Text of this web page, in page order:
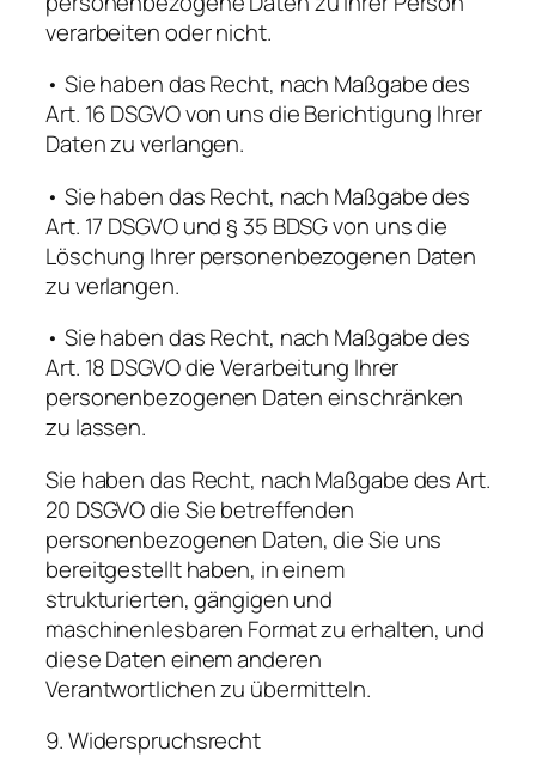
verarbeiten oder nicht.
• Sie haben das Recht, nach Maßgabe des
Art. 16 DSGVO von uns die Berichtigung Ihrer
Daten zu verlangen.
• Sie haben das Recht, nach Maßgabe des
Art. 17 DSGVO und § 35 BDSG von uns die
Löschung Ihrer personenbezogenen Daten
zu verlangen.
• Sie haben das Recht, nach Maßgabe des
Art. 18 DSGVO die Verarbeitung Ihrer
personenbezogenen Daten einschränken
zu lassen.
Sie haben das Recht, nach Maßgabe des Art.
20 DSGVO die Sie betreffenden
personenbezogenen Daten, die Sie uns
bereitgestellt haben, in einem
strukturierten, gängigen und
maschinenlesbaren Format zu erhalten, und
diese Daten einem anderen
Verantwortlichen zu übermitteln.
9. Widerspruchsrecht